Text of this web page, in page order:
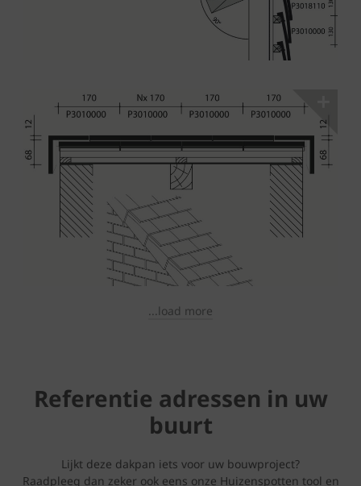
...load more
Referentie adressen in uw
buurt
Lijkt deze dakpan iets voor uw bouwproject?
Raadpleeg dan zeker ook eens onze Huizenspotten tool en